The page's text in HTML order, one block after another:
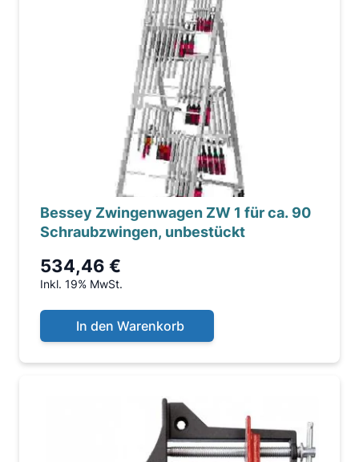
Bessey Zwingenwagen ZW 1 für ca. 90
Schraubzwingen, unbestückt
534,46 €
Inkl. 19% MwSt.
In den Warenkorb